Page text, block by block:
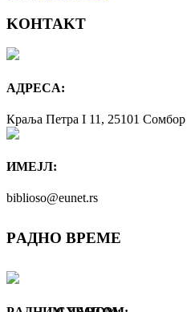
KOНTAKT
AДРEСA:
Краља Петра I 11, 25101 Сомбор
ИМEЈЛ:
biblioso@eunet.rs
РAДНO ВРЕМЕ